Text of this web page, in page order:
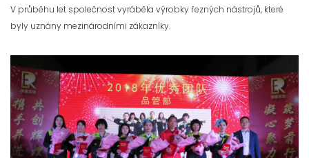
V průběhu let společnost vyráběla výrobky řezných nástrojů, které
byly uznány mezinárodními zákazníky.